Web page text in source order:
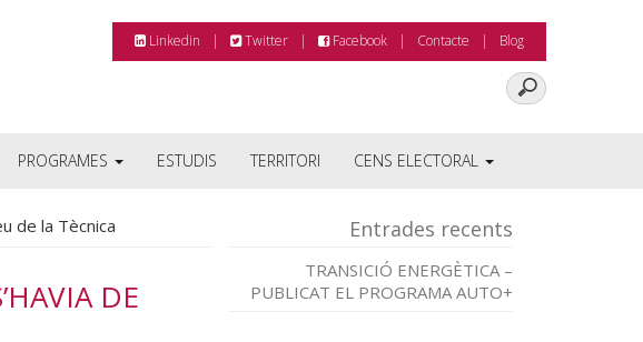
Linkedin Twitter Facebook Contacte Blog
PROGRAMES ESTUDIS TERRITORI CENS ELECTORAL
de la Tècnica
DE
Entrades recents
TRANSICIÓ ENERGÈTICA –
PUBLICAT EL PROGRAMA AUTO+